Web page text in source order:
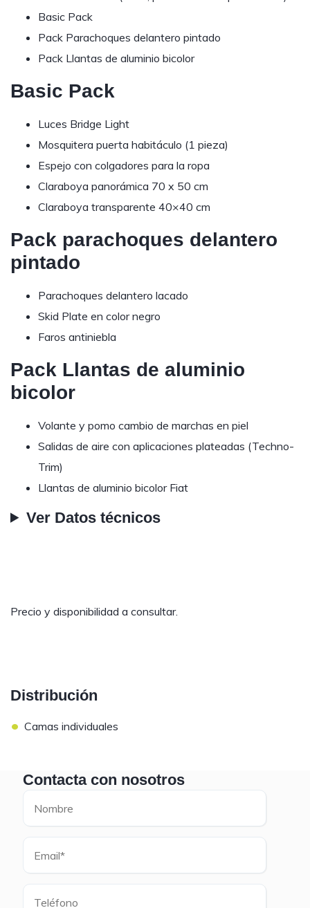
Basic Pack
Pack Parachoques delantero pintado
Pack Llantas de aluminio bicolor
Basic Pack
Luces Bridge Light
Mosquitera puerta habitáculo (1 pieza)
Espejo con colgadores para la ropa
Claraboya panorámica 70 x 50 cm
Claraboya transparente 40×40 cm
Pack parachoques delantero
pintado
Parachoques delantero lacado
Skid Plate en color negro
Faros antiniebla
Pack Llantas de aluminio
bicolor
Volante y pomo cambio de marchas en piel
Salidas de aire con aplicaciones plateadas (Techno-
Trim)
Llantas de aluminio bicolor Fiat
Ver Datos técnicos
Precio y disponibilidad a consultar.
Distribución
• Camas individuales
Contacta con nosotros